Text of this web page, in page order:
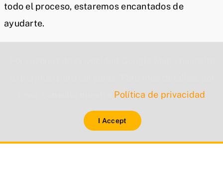
todo el proceso, estaremos encantados de
ayudarte.
Política de privacidad
I Accept